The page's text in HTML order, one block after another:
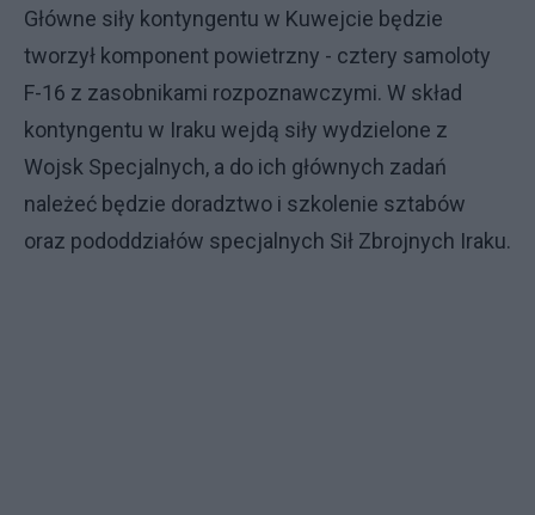
Główne siły kontyngentu w Kuwejcie będzie
tworzył komponent powietrzny - cztery samoloty
F-16 z zasobnikami rozpoznawczymi. W skład
kontyngentu w Iraku wejdą siły wydzielone z
Wojsk Specjalnych, a do ich głównych zadań
należeć będzie doradztwo i szkolenie sztabów
oraz pododdziałów specjalnych Sił Zbrojnych Iraku.